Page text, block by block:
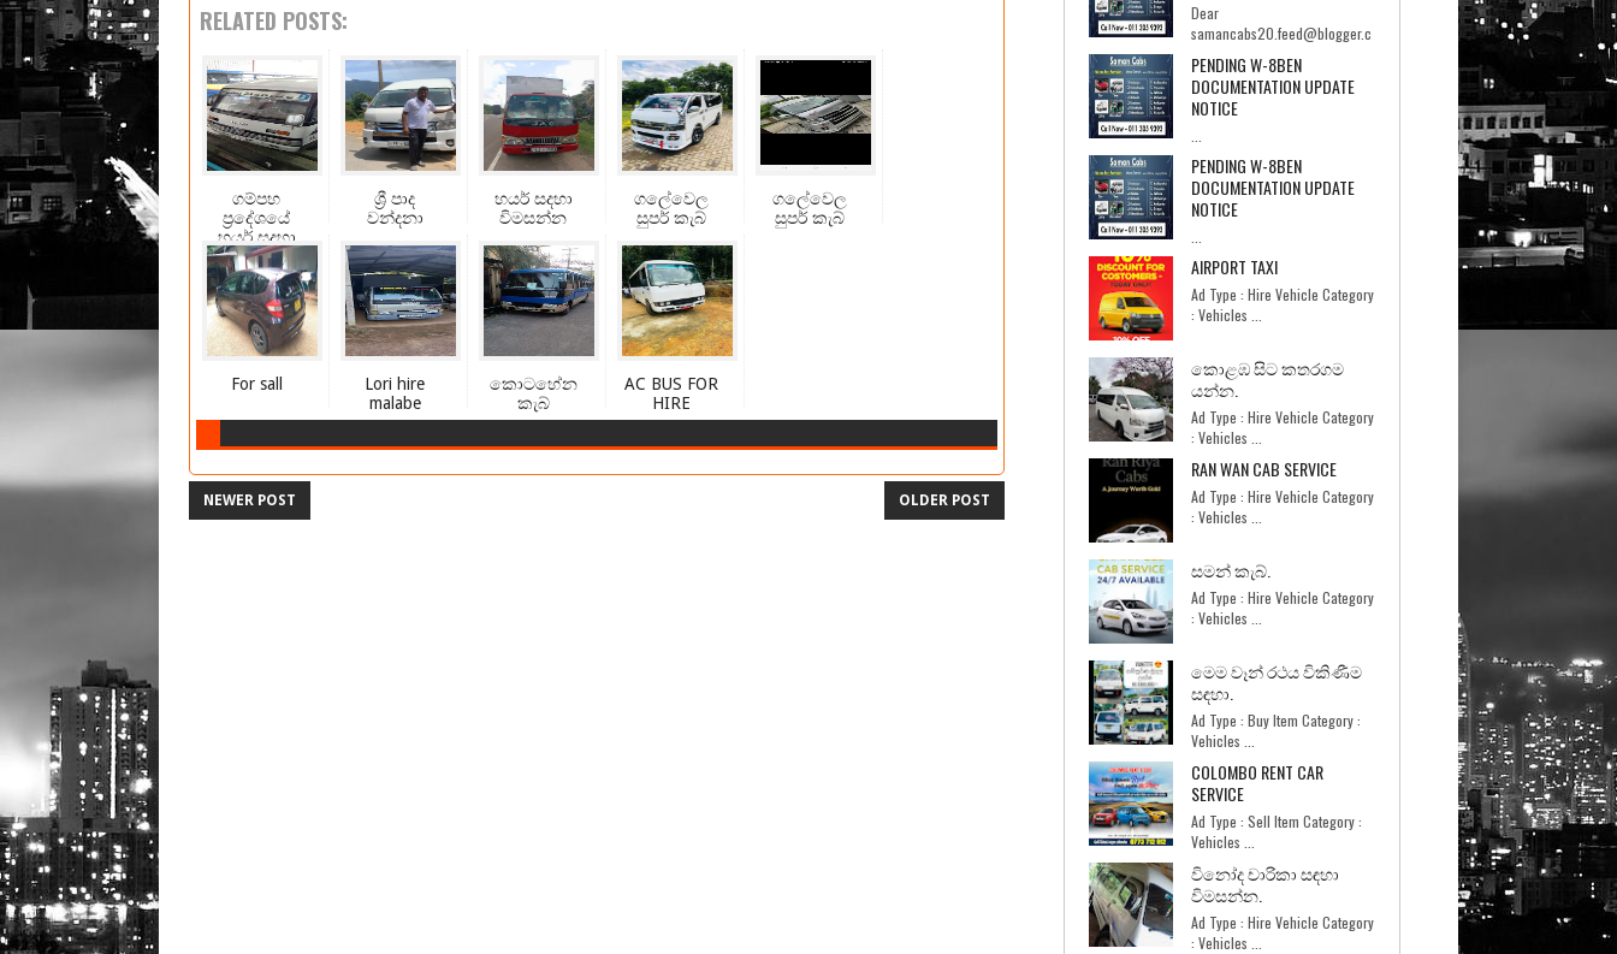
RELATED POSTS:
ගම්පහ
ප්‍රදේශයේ
හයර් සදහා
විමසන්න
ශ්‍රී පාද
වන්දනා
හයර් සදහා
විමසන්න
ගලේවෙල
සුපර් කැබ්
ගලේවෙල
සුපර් කැබ්
For sall
Lori hire
malabe
කොටහේන
කැබ්
AC BUS FOR
HIRE
NEWER POST OLDER POST
Dear
samancabs20.feed@blogger.c
om,I hope you're having a good day.I'm Ebrahi...
PENDING W-8BEN
DOCUMENTATION UPDATE
NOTICE
PENDING W-8BEN
DOCUMENTATION UPDATE
NOTICE
AIRPORT TAXI
Ad Type : Hire Vehicle Category
: Vehicles ...
කොළඹ සිට කතරගම
යන්න.
Ad Type : Hire Vehicle Category
: Vehicles ...
RAN WAN CAB SERVICE
Ad Type : Hire Vehicle Category
: Vehicles ...
සමන් කැබ්.
Ad Type : Hire Vehicle Category
: Vehicles ...
මෙම වෑන් රථය විකිණීම
සඳහා.
Ad Type : Buy Item Category :
Vehicles ...
COLOMBO RENT CAR
SERVICE
Ad Type : Sell Item Category :
Vehicles ...
විනෝද චාරිකා සඳහා
විමසන්න.
Ad Type : Hire Vehicle Category
: Vehicles ...